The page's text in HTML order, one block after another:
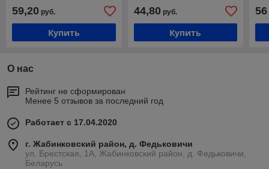
59,20 руб.
Купить
44,80руб.
Купить
56
О нас
Рейтинг не сформирован
Менее 5 отзывов за последний год
Работает с 17.04.2020
г. Жабинковский район, д. Федьковичи
ул. Брестская, 1А, Жабинковский район, д. Федьковичи,
Беларусь